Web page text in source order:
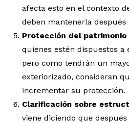
afecta esto en el contexto
deben mantenerla después
Protección del
quienes estén dispuestos a
pero como tendrán un
exteriorizado, consideran
incrementar su protección.
Clarificación sobre
viene diciendo que